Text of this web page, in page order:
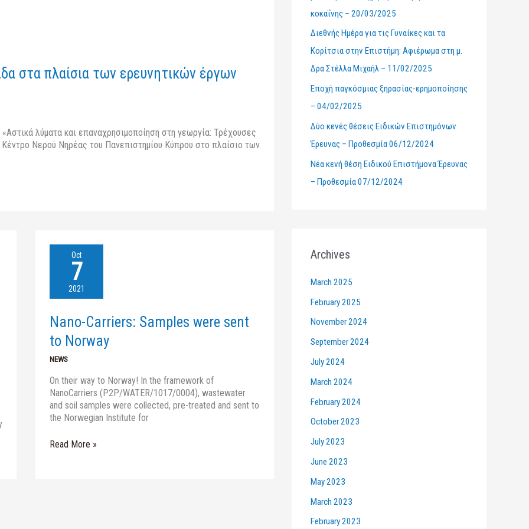
στα πλαίσια των ερευνητικών έργων
λύματα και επαναχρησιμοποίηση στη γεωργία: Τρέχουσες
Νερού Νηρέας του Πανεπιστημίου Κύπρου στο πλαίσιο των
Oct
7
2021
Nano-Carriers: Samples were sent
to Norway
NEWS
On their way to Norway! In the framework of
NanoCarriers (P2P/WATER/1017/0004), wastewater
and soil samples were collected, pre-treated and sent to
the Norwegian Institute for
Carriers:
Samples
sent
Norway
Read More »
r
:
κοκαΐνης – 20/03/2025
Διεθνής Ημέρα για τις Γυναίκες και τα
Κορίτσια στην Επιστήμη: Αφιέρωμα στη μ.
Δρα Στέλλα Μιχαήλ – 11/02/2025
Εποχή παγκόσμιας ξηρασίας-ερημοποίησης
– 04/02/2025
Δύο κενές θέσεις Ειδικών Επιστημόνων
Έρευνας – Προθεσμία 06/12/2024
Νέα κενή θέση Ειδικού Επιστήμονα Έρευνας
– Προθεσμία 07/12/2024
Archives
March 2025
February 2025
November 2024
September 2024
July 2024
March 2024
February 2024
October 2023
July 2023
June 2023
May 2023
March 2023
February 2023